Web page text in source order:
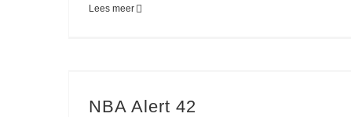
Lees meer
NBA Alert 42